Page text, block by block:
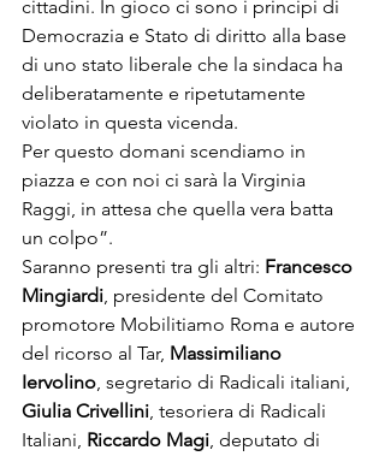
cittadini. In gioco ci sono i principi di
Democrazia e Stato di diritto alla base
di uno stato liberale che la sindaca ha
deliberatamente e ripetutamente
violato in questa vicenda.
Per questo domani scendiamo in
piazza e con noi ci sarà la Virginia
Raggi, in attesa che quella vera batta
un colpo”.
Saranno presenti tra gli altri: Francesco
Mingiardi, presidente del Comitato
promotore Mobilitiamo Roma e autore
del ricorso al Tar, Massimiliano
Iervolino, segretario di Radicali italiani,
Giulia Crivellini, tesoriera di Radicali
Italiani, Riccardo Magi, deputato di